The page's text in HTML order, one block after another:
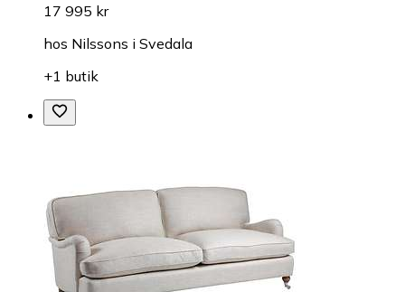
17 995 kr
hos Nilssons i Svedala
+1 butik